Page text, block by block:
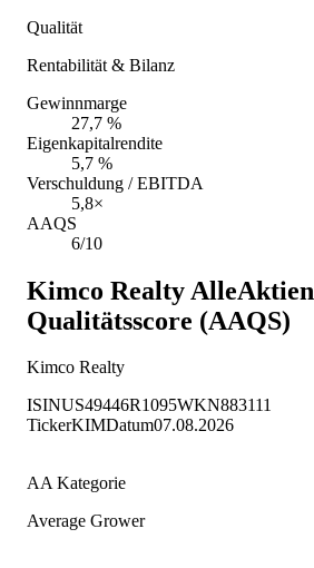
Qualität
Rentabilität & Bilanz
Gewinnmarge
27,7 %
Eigenkapitalrendite
5,7 %
Verschuldung / EBITDA
5,8×
AAQS
6/10
Kimco Realty AlleAktien
Qualitätsscore (AAQS)
Kimco Realty
ISINUS49446R1095WKN883111
TickerKIMDatum07.08.2026
AA Kategorie
Average Grower